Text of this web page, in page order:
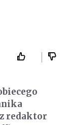
redaktor